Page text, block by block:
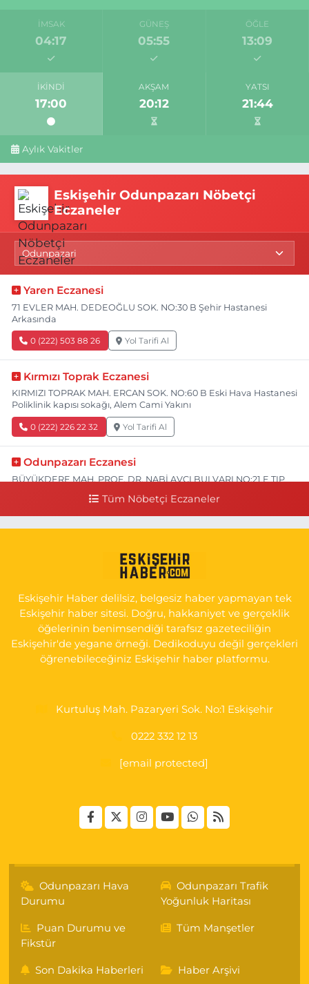
İMSAK
04:17
GÜNEŞ
05:55
ÖĞLE
13:09
İKINDI
17:00
AKŞAM
20:12
YATSI
21:44
Aylık Vakitler
Eskişehir Odunpazarı Nöbetçi
Eczaneler
Yaren Eczanesi
71 EVLER MAH. DEDEOĞLU SOK. NO:30 B Şehir Hastanesi
Arkasında
0 (222) 503 88 26 Yol Tarifi Al
Kırmızı Toprak Eczanesi
KIRMIZI TOPRAK MAH. ERCAN SOK. NO:60 B Eski Hava Hastanesi
Poliklinik kapısı sokağı, Alem Cami Yakını
0 (222) 226 22 32 Yol Tarifi Al
Odunpazarı Eczanesi
BÜYÜKDERE MAH. PROF. DR. NABİ AVCI BULVARI NO:21 E TIP
YENİDOĞAN MH.ŞEHİT SERKAN ÖZAYDIN CD.8 B ESKİ DEVLET
0 (222) 237 75 17 Yol Tarifi Al
Tüm Nöbetçi Eczaneler
Eskişehir Haber delilsiz, belgesiz haber yapmayan tek
Eskişehir haber sitesi. Doğru, hakkaniyet ve gerçeklik
öğelerinin benimsendiği tarafsız gazeteciliğin
Eskişehir'de yegane örneği. Dedikoduyu değil gerçekleri
öğrenebileceğiniz Eskişehir haber platformu.
Kurtuluş Mah. Pazaryeri Sok. No:1 Eskişehir
0222 332 12 13
[email protected]
Odunpazarı Hava
Durumu
Odunpazarı Trafik
Yoğunluk Haritası
Puan Durumu ve
Fikstür
Tüm Manşetler
Son Dakika Haberleri Haber Arşivi